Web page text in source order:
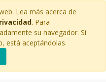
Lea más acerca de
. Para
su navegador. Si
está aceptándolas.